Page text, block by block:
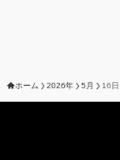
ホーム 2026年 5月 16日